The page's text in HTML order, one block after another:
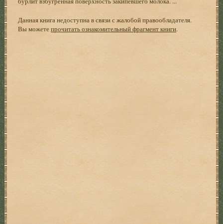
Данная книга недоступна в связи с жалобой правообладателя.
Вы можетепрочитать ознакомительный фрагмент книги.